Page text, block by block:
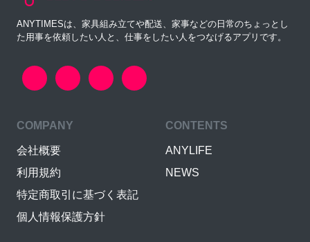
ANYTIMESは、家具組み立てや配送、家事などの日常のちょっとし
た用事を依頼したい人と、仕事をしたい人をつなげるアプリです。
COMPANY
会社概要
利用規約
特定商取引に基づく表記
個人情報保護方針
CONTENTS
ANYLIFE
NEWS